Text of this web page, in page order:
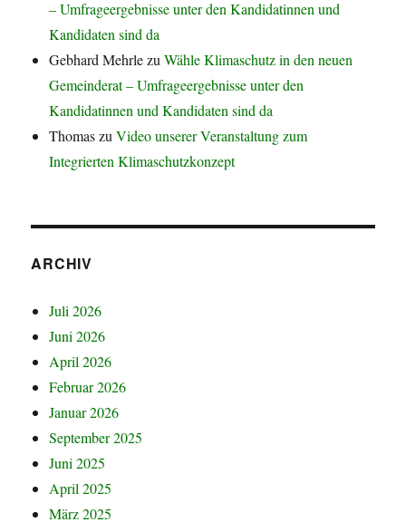
– Umfrageergebnisse unter den Kandidatinnen und
Kandidaten sind da
Gebhard MehrlezuWähle Klimaschutz in den neuen
Gemeinderat – Umfrageergebnisse unter den
Kandidatinnen und Kandidaten sind da
ThomaszuVideo unserer Veranstaltung zum
Integrierten Klimaschutzkonzept
ARCHIV
Juli 2026
Juni 2026
April 2026
Februar 2026
Januar 2026
September 2025
Juni 2025
April 2025
März 2025